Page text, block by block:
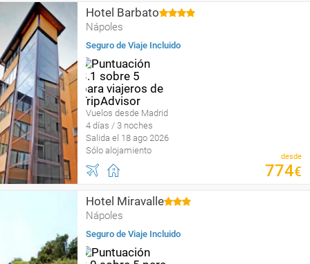
Hotel Barbato
Nápoles
Seguro de Viaje Incluido
Vuelos desde Madrid
4 días / 3 noches
Salida el 18 ago 2026
Sólo alojamiento
desde
774€
Hotel Miravalle
Nápoles
Seguro de Viaje Incluido